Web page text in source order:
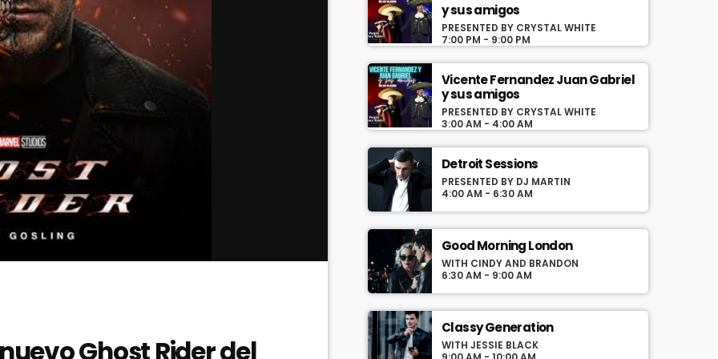
Ghost Rider del
Programa con los exitos de Vicente
Fernandez y Juan Gabriel conducido por Jose
y sus amigos
PRESENTED BY CRYSTAL WHITE
7:00 PM - 9:00 PM
Vicente Fernandez Juan Gabriel
y sus amigos
PRESENTED BY CRYSTAL WHITE
3:00 AM - 4:00 AM
Detroit Sessions
PRESENTED BY DJ MARTIN
4:00 AM - 6:30 AM
Good Morning London
WITH CINDY AND BRANDON
6:30 AM - 9:00 AM
Classy Generation
WITH JESSIE BLACK